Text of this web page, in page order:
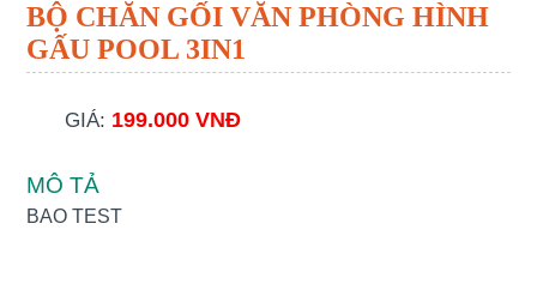
BỘ CHĂN GỐI VĂN PHÒNG HÌNH
GẤU POOL 3IN1
GIÁ: 199.000 VNĐ
MÔ TẢ
BAO TEST